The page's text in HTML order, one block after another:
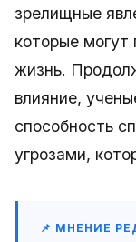
зрелищные
которые
жизнь.
влияние,
способность
угрозами,
📌 МНЕНИЕ